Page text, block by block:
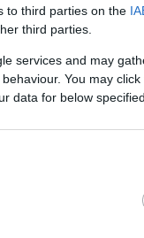
to third parties on the
third parties.
services and may
You may
data for below
mellett
adó, az érintett
hoz.